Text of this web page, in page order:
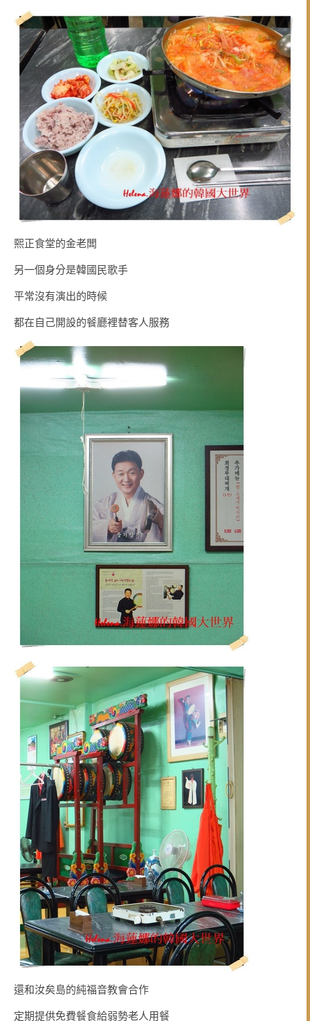
熙正食堂的金老闆
另一個身分是韓國民歌手
平常沒有演出的時候
都在自己開設的餐廳裡替客人服務
還和汝矣島的純福音教會合作
定期提供免費餐食給弱勢老人用餐